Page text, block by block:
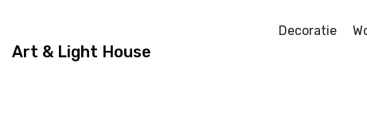
Art & Light House
Decoratie